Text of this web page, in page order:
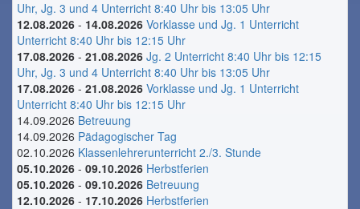
Uhr, Jg. 3 und 4 Unterricht 8:40 Uhr bis 13:05 Uhr
12.08.2026 - 14.08.2026 Vorklasse und Jg. 1 Unterricht
Unterricht 8:40 Uhr bis 12:15 Uhr
17.08.2026 - 21.08.2026 Jg. 2 Unterricht 8:40 Uhr bis 12:15
Uhr, Jg. 3 und 4 Unterricht 8:40 Uhr bis 13:05 Uhr
17.08.2026 - 21.08.2026 Vorklasse und Jg. 1 Unterricht
Unterricht 8:40 Uhr bis 12:15 Uhr
14.09.2026 Betreuung
14.09.2026 Pädagogischer Tag
02.10.2026 Klassenlehrerunterricht 2./3. Stunde
05.10.2026 - 09.10.2026 Herbstferien
05.10.2026 - 09.10.2026 Betreuung
12.10.2026 - 17.10.2026 Herbstferien